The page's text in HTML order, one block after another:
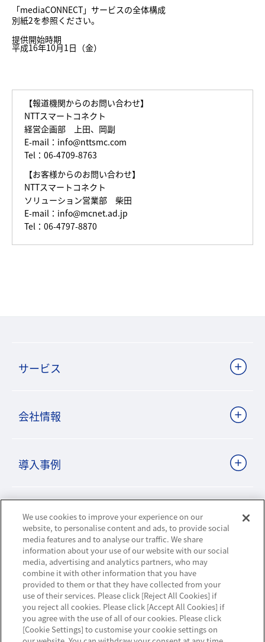
「mediaCONNECT」サービスの全体構成
別紙2を参照ください。
提供開始時期
平成16年10月1日（金）
【報道機関からのお問い合わせ】
NTTスマートコネクト
経営企画部 上田、岡副
E-mail： info@nttsmc.com
Tel：06-4709-8763
【お客様からのお問い合わせ】
NTTスマートコネクト
ソリューション営業部 柴田
E-mail： info@mcnet.ad.jp
Tel：06-4797-8870
サービス
会社情報
導入事例
ビジネスパートナーサイト
ニュースリリース
お知らせ
お問い合わせ／サポート
We use cookies to improve your experience on our
website, to personalise content and ads, to provide social
media features and to analyse our traffic. We share
information about your use of our website with our social
media, advertising and analytics partners, who may
combine it with other information that you have
provided to them or that they have collected from your
use of their services. Please click [Reject All Cookies] if
you reject all cookies. Please click [Accept All Cookies] if
you agree with the use of all of our cookies. Please click
[Cookie Settings] to customise your cookie settings on